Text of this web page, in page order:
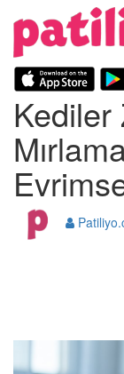
Kediler